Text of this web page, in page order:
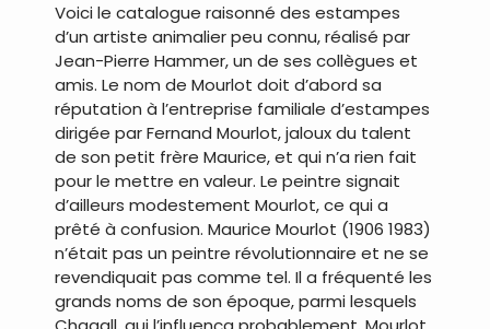
Voici le catalogue raisonné des estampes
d’un artiste animalier peu connu, réalisé par
Jean-Pierre Hammer, un de ses collègues et
amis. Le nom de Mourlot doit d’abord sa
réputation à l’entreprise familiale d’estampes
dirigée par Fernand Mourlot, jaloux du talent
de son petit frère Maurice, et qui n’a rien fait
pour le mettre en valeur. Le peintre signait
d’ailleurs modestement Mourlot, ce qui a
prêté à confusion. Maurice Mourlot (1906 1983)
n’était pas un peintre révolutionnaire et ne se
revendiquait pas comme tel. Il a fréquenté les
grands noms de son époque, parmi lesquels